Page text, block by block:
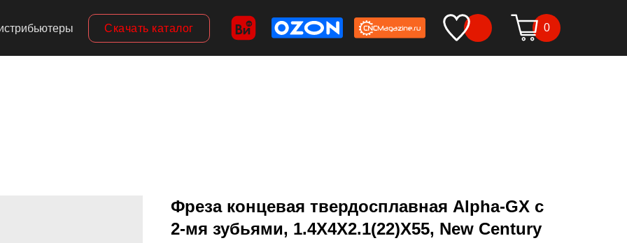
0
Скачать каталог
Фреза концевая твердосплавная Alpha-GX c
2-мя зубьями, 1.4X4X2.1(22)X55, New Century